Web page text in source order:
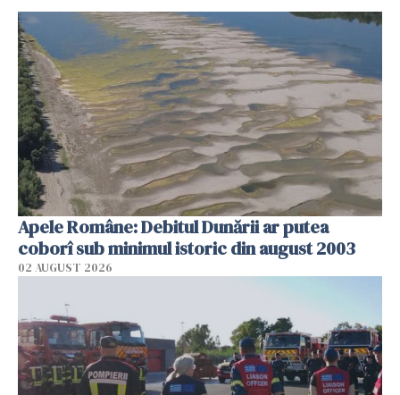
Apele Române: Debitul Dunării ar putea
coborî sub minimul istoric din august 2003
02 AUGUST 2026